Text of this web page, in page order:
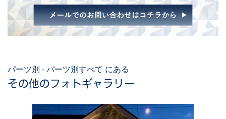
パーツ別 - パーツ別すべて にある
その他のフォトギャラリー